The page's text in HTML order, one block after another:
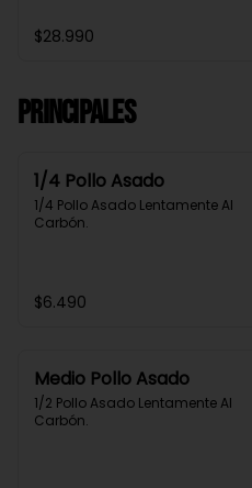
$28.990
Principales
1/4 Pollo Asado
1/4 Pollo Asado Lentamente Al
Carbón.
$6.490
Medio Pollo Asado
1/2 Pollo Asado Lentamente Al
Carbón.